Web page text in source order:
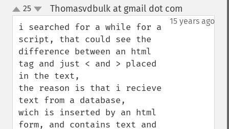
up
down
25 Thomasvdbulk at gmail dot com
15 years ago
i searched for a while for a
script, that could see the
difference between an html
tag and just < and > placed
in the text,
the reason is that i recieve
text from a database,
wich is inserted by an html
form, and contains text and